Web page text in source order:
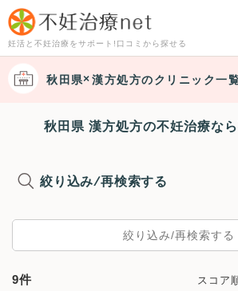
妊活と不妊治療をサポート!口コミから探せる
秋田県 漢方処方のクリニック一
秋田県 漢方処方の不妊治療な
絞り込み/再検索する
絞り込み/再検索する
9件 スコア